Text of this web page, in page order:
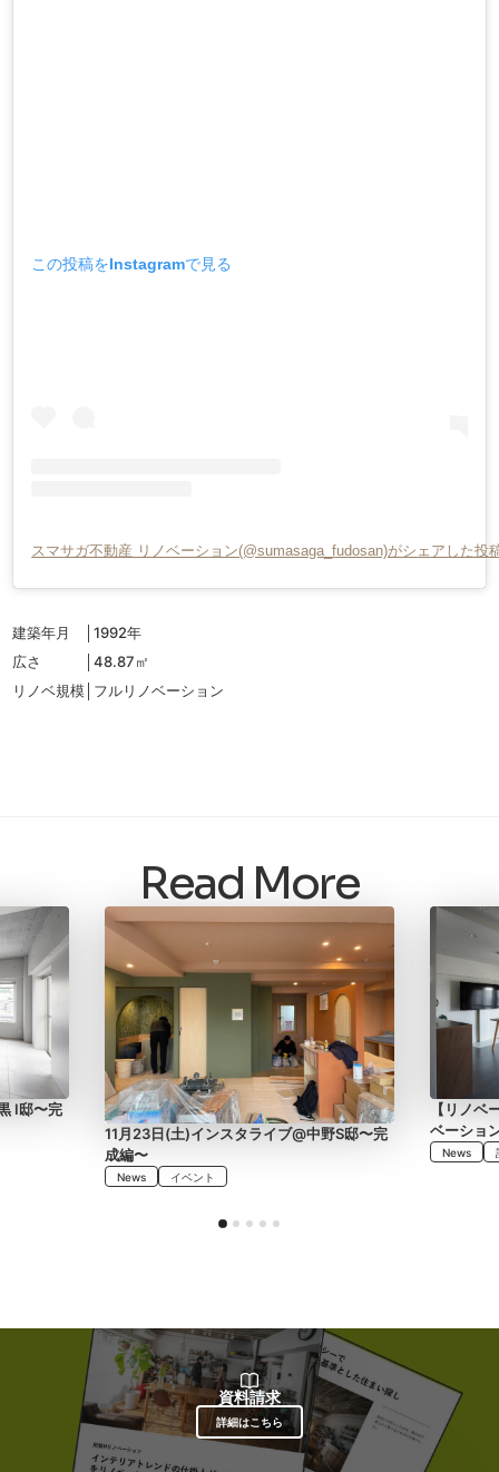
この投稿をInstagramで見る
スマサガ不動産 リノベーション(@sumasaga_fudosan)がシェアした投
建築年月 │1992年
広さ │48.87㎡
リノベ規模│フルリノベーション
Read More
I邸〜完
11月23日(土)インスタライブ@中野S邸〜完
成編〜
News イベント
【リノベ
ベーショ
News
資料請求
詳細はこちら